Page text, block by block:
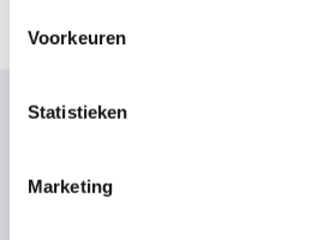
Voorkeuren
Statistieken
Marketing
Wat onze